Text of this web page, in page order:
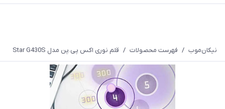
نیکان‌موب / فهرست محصولات / قلم نوری اکس پی.پن مدل Star G430S